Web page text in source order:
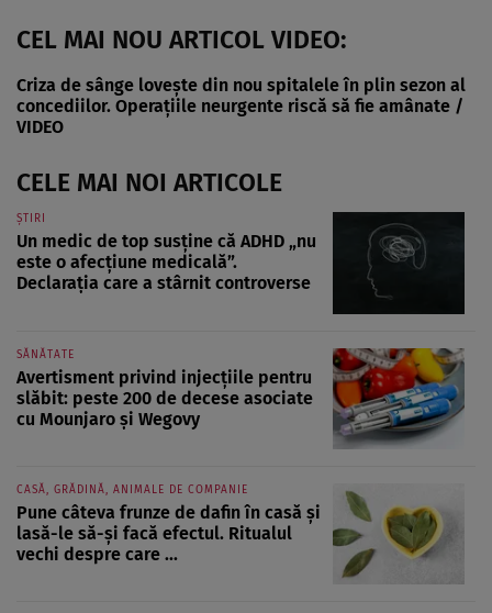
CEL MAI NOU ARTICOL VIDEO:
Criza de sânge lovește din nou spitalele în plin sezon al
concediilor. Operațiile neurgente riscă să fie amânate /
VIDEO
CELE MAI NOI ARTICOLE
ȘTIRI
Un medic de top susține că ADHD „nu
este o afecțiune medicală”.
Declarația care a stârnit controverse
SĂNĂTATE
Avertisment privind injecțiile pentru
slăbit: peste 200 de decese asociate
cu Mounjaro și Wegovy
CASĂ, GRĂDINĂ, ANIMALE DE COMPANIE
Pune câteva frunze de dafin în casă și
lasă-le să-și facă efectul. Ritualul
vechi despre care ...